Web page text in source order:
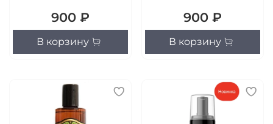
900 ₽
В корзину
900 ₽
В корзину